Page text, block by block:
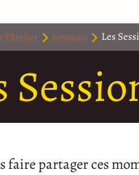
l’Atelier Sessions Les
faire partager ces